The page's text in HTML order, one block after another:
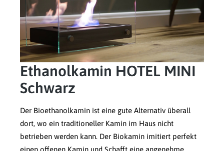
Ethanolkamin HOTEL MINI
Schwarz
Der Bioethanolkamin ist eine gute Alternativ überall
dort, wo ein traditioneller Kamin im Haus nicht
betrieben werden kann. Der Biokamin imitiert perfekt
einen offenen Kamin und Schafft eine angenehme